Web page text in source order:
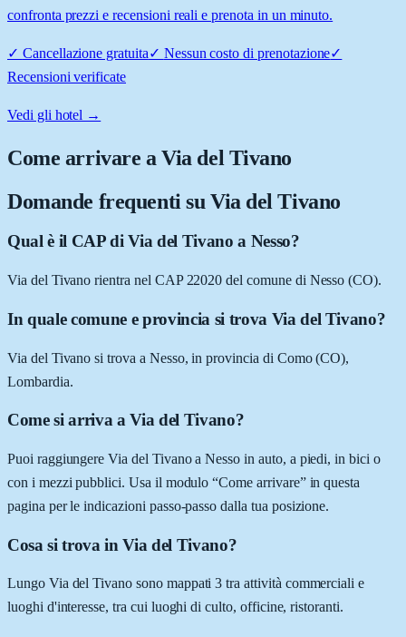
confronta prezzi e recensioni reali e prenota in un minuto.
✓ Cancellazione gratuita✓ Nessun costo di prenotazione✓
Recensioni verificate
Vedi gli hotel →
Come arrivare aVia del Tivano
Domande frequenti su Via del Tivano
Qual è il CAP di Via del Tivano a Nesso?
Via del Tivano rientra nel CAP 22020 del comune di Nesso (CO).
In quale comune e provincia si trova Via del Tivano?
Via del Tivano si trova a Nesso, in provincia di Como (CO),
Lombardia.
Come si arriva a Via del Tivano?
Puoi raggiungere Via del Tivano a Nesso in auto, a piedi, in bici o
con i mezzi pubblici. Usa il modulo “Come arrivare” in questa
pagina per le indicazioni passo-passo dalla tua posizione.
Cosa si trova in Via del Tivano?
Lungo Via del Tivano sono mappati 3 tra attività commerciali e
luoghi d'interesse, tra cui luoghi di culto, officine, ristoranti.